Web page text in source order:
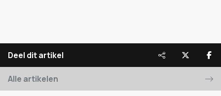
Deel dit artikel
Alle artikelen